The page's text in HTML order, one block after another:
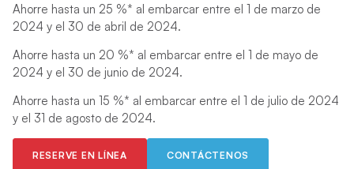
Ahorre hasta un 25 %* al embarcar entre el 1 de marzo de
2024 y el 30 de abril de 2024.
Ahorre hasta un 20 %* al embarcar entre el 1 de mayo de
2024 y el 30 de junio de 2024.
Ahorre hasta un 15 %* al embarcar entre el 1 de julio de 2024
y el 31 de agosto de 2024.
RESERVE EN LÍNEA CONTÁCTENOS